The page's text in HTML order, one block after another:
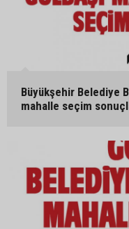
Büyükşehir Belediye
mahalle seçim